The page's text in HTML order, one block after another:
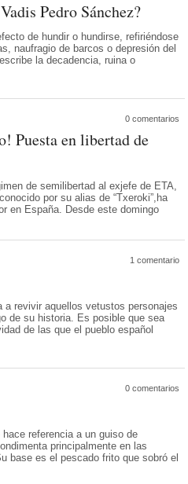
Pedro Sánchez?
de hundir o hundirse, refiriéndose
naufragio de barcos o depresión del
la decadencia, ruina o
0 comentarios
Puesta en libertad de
de semilibertad al exjefe de ETA,
por su alias de “Txeroki”,ha
en España. Desde este domingo
1 comentario
a revivir aquellos vetustos personajes
de su historia. Es posible que sea
de las que el pueblo español
0 comentarios
referencia a un guiso de
principalmente en las
base es el pescado frito que sobró el